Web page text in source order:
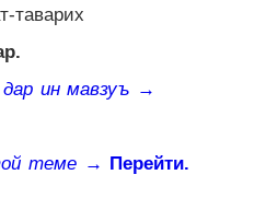
таварих
ин мавзуъ →
теме → Перейти.